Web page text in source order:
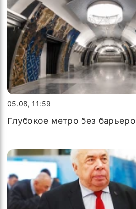
05.08, 11:59
Глубокое метро без